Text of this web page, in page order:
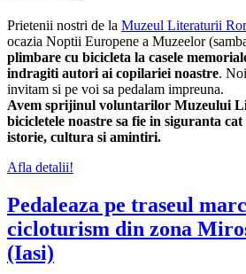
Prietenii nostri de la Muzeul Literaturii
ocazia Noptii Europene a Muzeelor
plimbare cu bicicleta la casele
indragiti autori ai copilariei noastre.
invitam si pe voi sa pedalam impreuna.
Avem sprijinul voluntarilor Muzeului
bicicletele noastre sa fie in siguranta
istorie, cultura si amintiri.
Afla detalii!
Pedaleaza pe traseul
cicloturism din zona
(Iasi)